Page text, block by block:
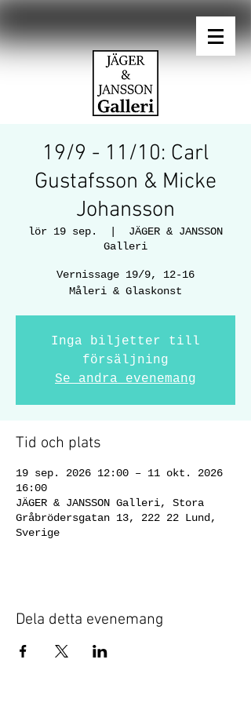
19/9 - 11/10: Carl
Gustafsson & Micke
Johansson
lör 19 sep.
JÄGER & JANSSON
Galleri
Vernissage 19/9, 12-16
Måleri & Glaskonst
Inga biljetter till
försäljning
Se andra evenemang
Tid och plats
19 sep. 2026 12:00 – 11 okt. 2026
16:00
JÄGER & JANSSON Galleri, Stora
Gråbrödersgatan 13, 222 22 Lund,
Sverige
Dela detta evenemang